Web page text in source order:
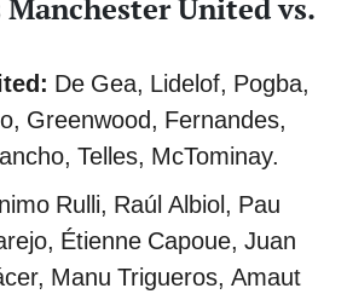
United vs.
De Gea, Lidelof, Pogba,
Greenwood, Fernandes,
Telles, McTominay.
Rulli, Raúl Albiol, Pau
Étienne Capoue, Juan
Manu Trigueros, Amaut